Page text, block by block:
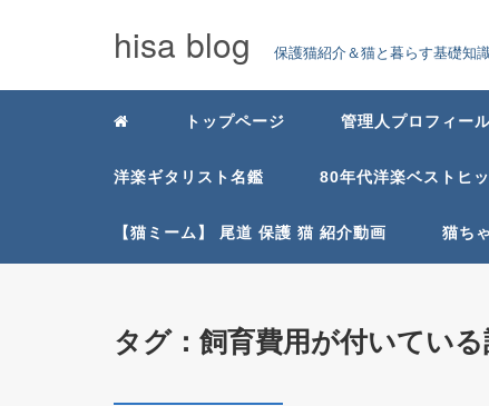
hisa blog 保護猫紹介＆猫と暮らす基礎知
トップページ 管理人プロフィー
洋楽ギタリスト名鑑 80年代洋楽ベストヒ
【猫ミーム】 尾道 保護 猫 紹介動画 猫ち
タグ：飼育費用が付いてい